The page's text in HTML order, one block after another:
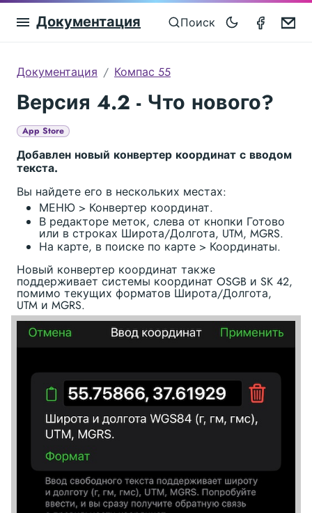
Документация Поиск
Документация Компас 55
Версия 4.2 - Что нового?
App Store
Добавлен новый конвертер координат с вводом
текста.
Вы найдете его в нескольких местах:
МЕНЮ > Конвертер координат.
В редакторе меток, слева от кнопки Готово
или в строках Широта/Долгота, UTM, MGRS.
На карте, в поиске по карте > Координаты.
Новый конвертер координат также
поддерживает системы координат OSGB и SK 42,
помимо текущих форматов Широта/Долгота,
UTM и MGRS.